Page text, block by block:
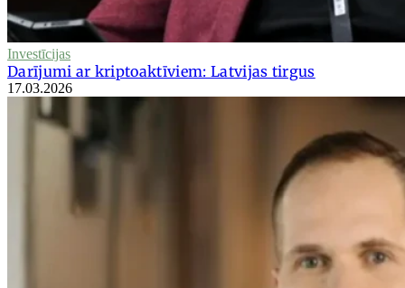
Investīcijas
Darījumi ar kriptoaktīviem: Latvijas tirgus
17.03.2026